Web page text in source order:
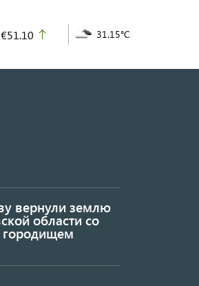
up
€51.10 31.15°C
вернули землю
области со